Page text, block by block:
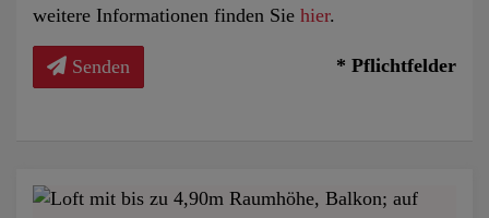
weitere Informationen finden Sie hier.
Senden * Pflichtfelder